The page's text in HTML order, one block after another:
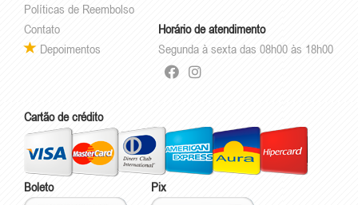
Políticas de Reembolso
Contato
Depoimentos
Horário de atendimento
Segunda à sexta das 08h00 às 18h00
Cartão de crédito
Boleto Pix